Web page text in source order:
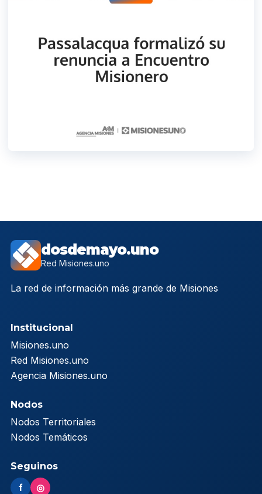
dosdemayo.uno
Red Misiones.uno
La red de información más grande de Misiones
Institucional
Misiones.uno
Red Misiones.uno
Agencia Misiones.uno
Nodos
Nodos Territoriales
Nodos Temáticos
Seguinos
f ◎